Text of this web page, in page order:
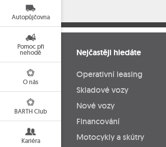
Autopůjčovna
Pomoc při
nehodě
O nás
BARTH Club
Kariéra
Nejčastěji hledáte
Operativní leasing
Skladové vozy
Nové vozy
Financování
Motocykly a skútry